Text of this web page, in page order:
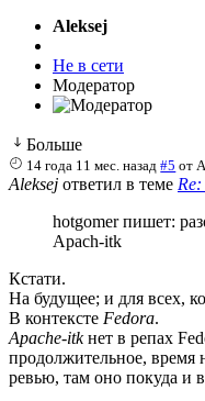
Aleksej
Не в сети
Модератор
Больше
14 года 11 мес. назад #5 от
Aleksej ответил в теме
hotgomer пишет:
Apach-itk
Кстати.
На будущее; и для всех,
В контексте Fedora.
Apache-itkнет в репах
продолжительное, время
ревью, там оно покуда и